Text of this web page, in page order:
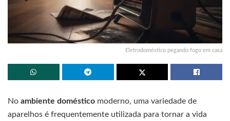
Eletrodoméstico pegando fogo em casa
No ambiente doméstico moderno, uma variedade de
aparelhos é frequentemente utilizada para tornar a vida